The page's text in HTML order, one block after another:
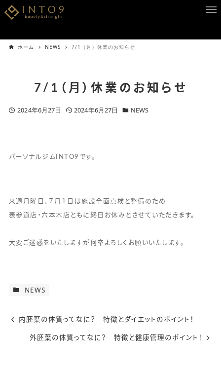
ホーム NEWS 7/1（月）休業のお知らせ
7/1（月）休業のお知らせ
2024年6月27日 2024年6月27日 NEWS
パーソナルジムINTO9です。
来週月曜日、７月１日は施設全面点検と整備のため
表参道店・六本木店ともに終日お休みとさせていただきます。
大変ご迷惑をいたしますが何卒よろしくお願いいたします。
NEWS
内胚葉の体質ってなに？ 特徴とダイエットのポイント！
外胚葉の体質ってなに？ 特徴と健康管理のポイント！